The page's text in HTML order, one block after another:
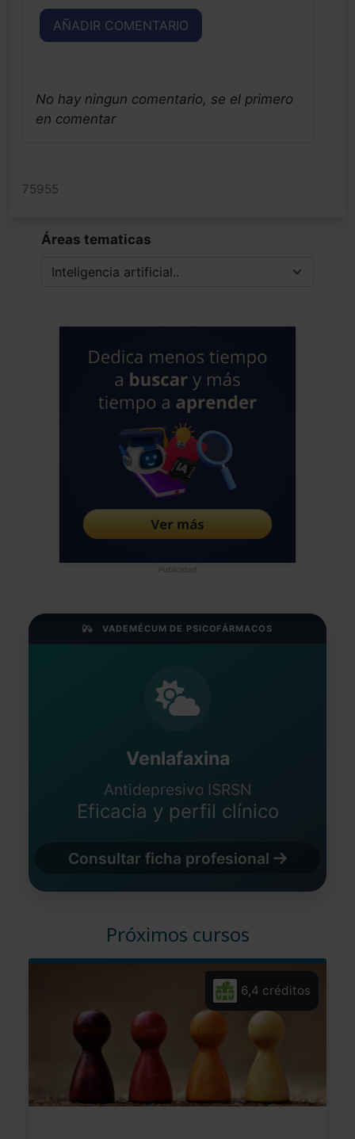
AÑADIR COMENTARIO
No hay ningun comentario, se el primero
en comentar
75955
Áreas tematicas
Publicidad
VADEMÉCUM DE PSICOFÁRMACOS
Venlafaxina
Antidepresivo ISRSN
Eficacia y perfil clínico
Consultar ficha profesional
Próximos cursos
6,4 créditos